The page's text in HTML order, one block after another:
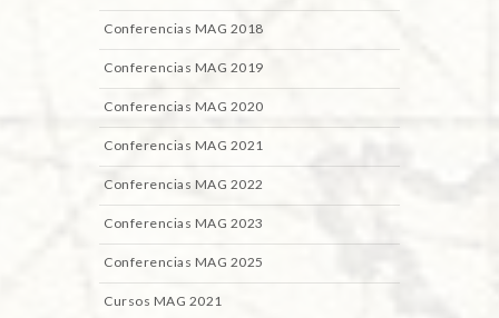
Conferencias MAG 2018
Conferencias MAG 2019
Conferencias MAG 2020
Conferencias MAG 2021
Conferencias MAG 2022
Conferencias MAG 2023
Conferencias MAG 2025
Cursos MAG 2021